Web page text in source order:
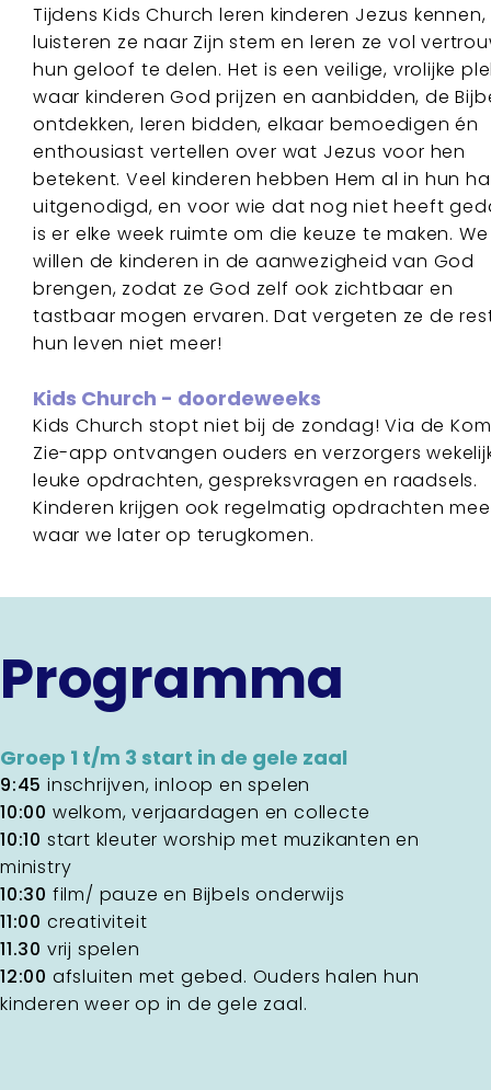
Tijdens Kids Church leren kinderen Jezus kennen,
luisteren ze naar Zijn stem en leren ze vol
hun geloof te delen. Het is een veilige, vrolijke
waar kinderen God prijzen en aanbidden, de
ontdekken, leren bidden, elkaar bemoedigen én
enthousiast vertellen over wat Jezus voor hen
betekent. Veel kinderen hebben Hem al in hun
uitgenodigd, en voor wie dat nog niet heeft
is er elke week ruimte om die keuze te maken. We
willen de kinderen in de aanwezigheid van God
brengen, zodat ze God zelf ook zichtbaar en
tastbaar mogen ervaren. Dat vergeten ze de
hun leven niet meer!
Kids Church - doordeweeks
Kids Church stopt niet bij de zondag! Via de
Zie-app ontvangen ouders en verzorgers
leuke opdrachten, gespreksvragen en raadsels.
Kinderen krijgen ook regelmatig opdrachten mee
waar we later op terugkomen.
Programma
Groep 1 t/m 3 start in de gele zaal
9:45 inschrijven, inloop en spelen
10:00 welkom, verjaardagen en collecte
10:10 start kleuter worship met muzikanten en
ministry
10:30 film/ pauze en Bijbels onderwijs
11:00 creativiteit
11.30 vrij spelen
12:00 afsluiten met gebed. Ouders halen hun
kinderen weer op in de gele zaal.